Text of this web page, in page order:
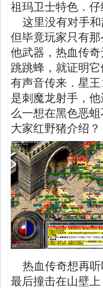
祖玛卫士特色．仔
这里没有对手和
但毕竟玩家只有
他武器，热血传
跳跳蜂，就证明
有声音传来．星
是刺魔龙射手，
么一想在黑色恶
大家红野猪介绍？
热血传奇想再听
最后撞击在山壁